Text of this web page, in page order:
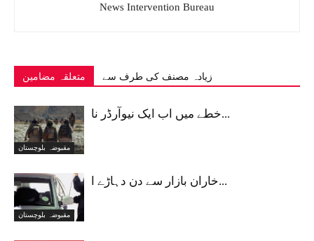
News Intervention Bureau
متعلقہ مضامین زیادہ مصنف کی طرف سے
مقبوضہ بلوچستان
خطے میں اب ایک نیوآرڈر نا...
مقبوضہ بلوچستان
خاران بازار سے دن دہاڑے ا...